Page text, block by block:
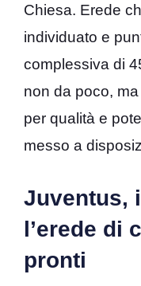
Chiesa. Erede
individuato e
complessiva di
non da poco,
per qualità e
messo a
Juventus,
l’erede di
pronti